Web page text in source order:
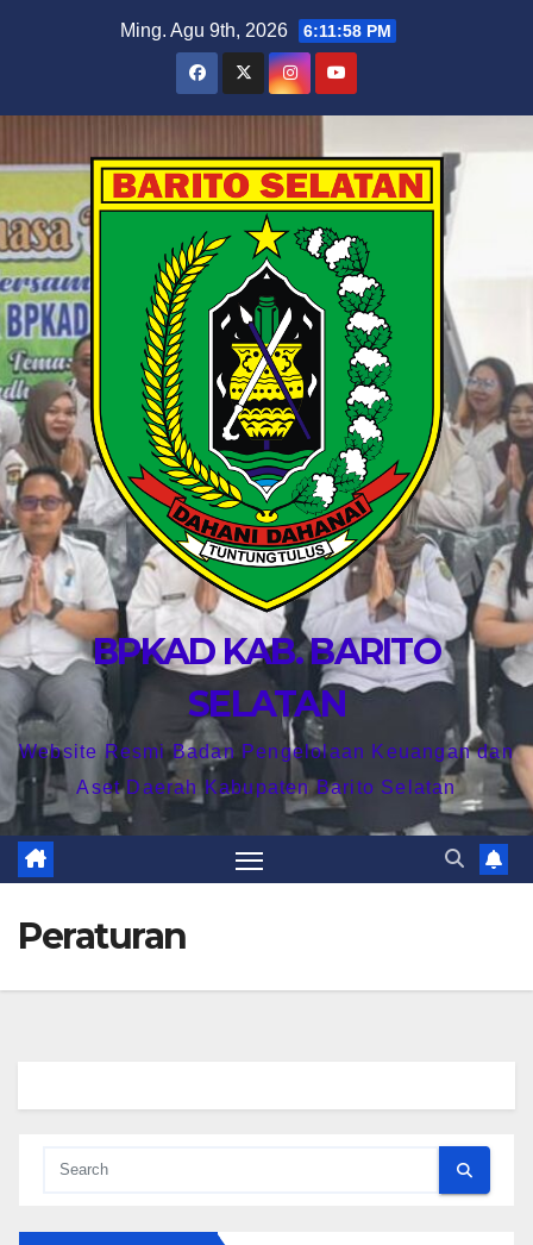
Ming. Agu 9th, 2026 6:11:58 PM
BPKAD KAB. BARITO
SELATAN
Website Resmi Badan Pengelolaan Keuangan dan
Aset Daerah Kabupaten Barito Selatan
Peraturan